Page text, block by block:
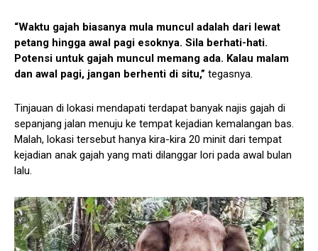
“Waktu gajah biasanya mula muncul adalah dari lewat
petang hingga awal pagi esoknya. Sila berhati-hati.
Potensi untuk gajah muncul memang ada. Kalau malam
dan awal pagi, jangan berhenti di situ,” tegasnya.
Tinjauan di lokasi mendapati terdapat banyak najis gajah di
sepanjang jalan menuju ke tempat kejadian kemalangan bas.
Malah, lokasi tersebut hanya kira-kira 20 minit dari tempat
kejadian anak gajah yang mati dilanggar lori pada awal bulan
lalu.